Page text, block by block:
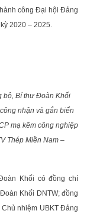
công Đại hội Đảng
2020 – 2025.
bộ, Bí thư Đoàn Khối
nhận và gắn biển
mạ kẽm công nghiệp
Thép Miền Nam –
Khối có đồng chí
Khối DNTW; đồng
nhiệm UBKT Đảng